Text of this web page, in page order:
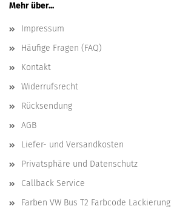
Mehr über...
Impressum
Häufige Fragen (FAQ)
Kontakt
Widerrufsrecht
Rücksendung
AGB
Liefer- und Versandkosten
Privatsphäre und Datenschutz
Callback Service
Farben VW Bus T2 Farbcode Lackierung